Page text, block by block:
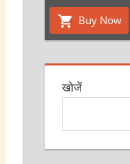
Buy Now
खोजें